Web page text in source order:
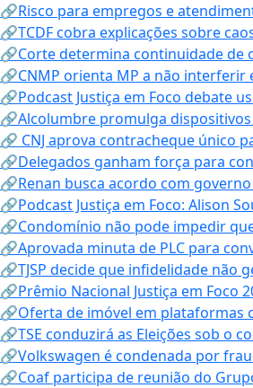
🔗Risco para empregos e
🔗TCDF cobra explicações sobre
🔗Corte determina continuidade de
🔗CNMP orienta MP a não
🔗Podcast Justiça em Foco debate
🔗Alcolumbre promulga
🔗 CNJ aprova contracheque único
🔗Delegados ganham força para
🔗Renan busca acordo com
🔗Podcast Justiça em Foco: Alison
🔗Condomínio não pode impedir
🔗Aprovada minuta de PLC para
🔗TJSP decide que infidelidade não
🔗Prêmio Nacional Justiça em Foco
🔗Oferta de imóvel em plataformas
🔗TSE conduzirá as Eleições sob o
🔗Volkswagen é condenada por
🔗Coaf participa de reunião do